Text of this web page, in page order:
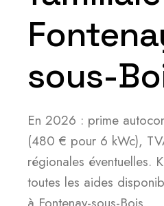
sous-
En 2026 : prime
(480 € pour 6 kWc),
régionales éventuelles.
toutes les aides